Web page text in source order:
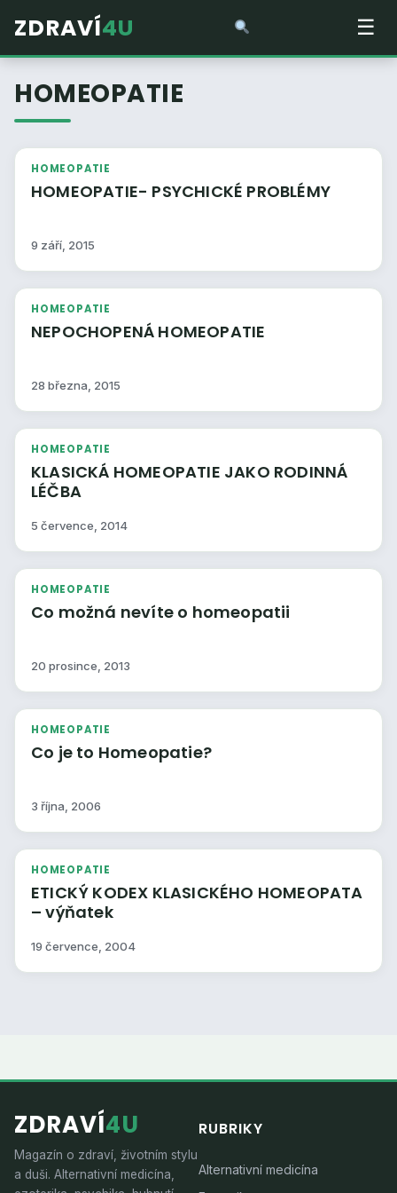
ZDRAVÍ4U ☰
HOMEOPATIE
HOMEOPATIE
HOMEOPATIE- PSYCHICKÉ PROBLÉMY
9 září, 2015
HOMEOPATIE
NEPOCHOPENÁ HOMEOPATIE
28 března, 2015
HOMEOPATIE
KLASICKÁ HOMEOPATIE JAKO RODINNÁ
LÉČBA
5 července, 2014
HOMEOPATIE
Co možná nevíte o homeopatii
20 prosince, 2013
HOMEOPATIE
Co je to Homeopatie?
3 října, 2006
HOMEOPATIE
ETICKÝ KODEX KLASICKÉHO HOMEOPATA
– výňatek
19 července, 2004
ZDRAVÍ4U
Magazín o zdraví, životním stylu
a duši. Alternativní medicína,
RUBRIKY
Alternativní medicína